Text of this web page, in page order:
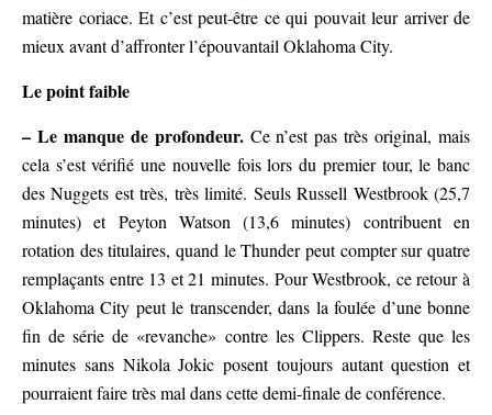
matière coriace. Et c’est peut-être ce qui pouvait leur arriver de
mieux avant d’affronter l’épouvantail Oklahoma City.
Le point faible
– Le manque de profondeur.Ce n’est pas très original, mais
cela s’est vérifié une nouvelle fois lors du premier tour, le banc
des Nuggets est très, très limité. Seuls Russell Westbrook (25,7
minutes) et Peyton Watson (13,6 minutes) contribuent en
rotation des titulaires, quand le Thunder peut compter sur quatre
remplaçants entre 13 et 21 minutes. Pour Westbrook, ce retour à
Oklahoma City peut le transcender, dans la foulée d’une bonne
fin de série de «revanche» contre les Clippers. Reste que les
minutes sans Nikola Jokic posent toujours autant question et
pourraient faire très mal dans cette demi-finale de conférence.